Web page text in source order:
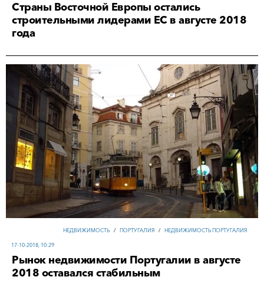
Страны Восточной Европы остались
строительными лидерами ЕС в августе 2018
года
НЕДВИЖИМОСТЬ / ПОРТУГАЛИЯ / НЕДВИЖИМОСТЬ ПОРТУГАЛИЯ
17-10-2018, 10:29
Рынок недвижимости Португалии в августе
2018 оставался стабильным